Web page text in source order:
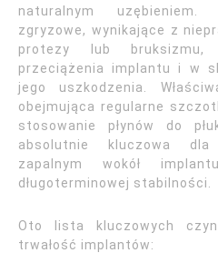
naturalnym uzębieniem.
zgryzowe, wynikające z
protezy lub
przeciążenia implantu i w
jego uszkodzenia.
obejmująca regularne
stosowanie płynów do
absolutnie kluczowa dla
zapalnym wokół
długoterminowej stabilności.
Oto lista kluczowych
trwałość implantów: